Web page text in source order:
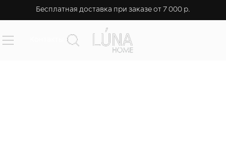
Бесплатная доставка при заказе от 7 000 р.